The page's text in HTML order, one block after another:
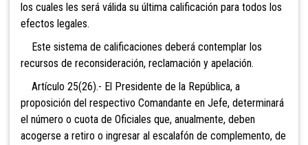
los cuales les será válida su última calificación para todos los
efectos legales.
Este sistema de calificaciones deberá contemplar los
recursos de reconsideración, reclamación y apelación.
Artículo 25(26).- El Presidente de la República, a
proposición del respectivo Comandante en Jefe, determinará
el número o cuota de Oficiales que, anualmente, deben
acogerse a retiro o ingresar al escalafón de complemento, de